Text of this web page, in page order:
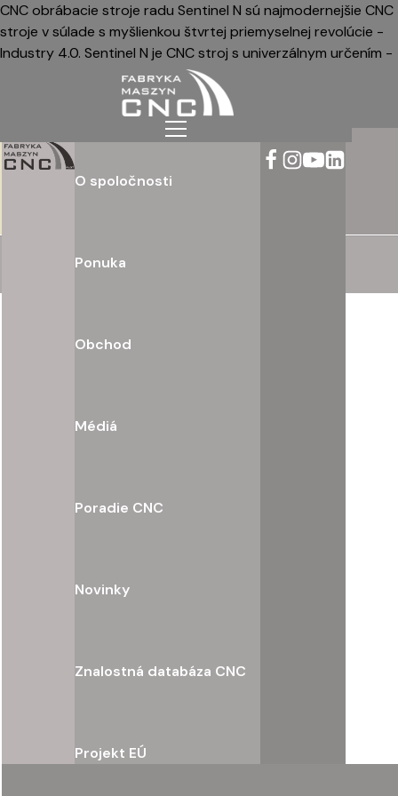
CNC obrábacie stroje radu Sentinel N sú najmodernejšie CNC
stroje v súlade s myšlienkou štvrtej priemyselnej revolúcie -
Industry 4.0. Sentinel N je CNC stroj s univerzálnym určením -
nekompromisne navrhnutý s možnosťou nekonečného
rozšírenia o viacero frézovacích a rezacích hláv,
prispôsobený na prácu s najrôznejšími materiálmi.
O spoločnosti
Ponuka
Obchod
Médiá
Poradie CNC
Novinky
Znalostná databáza CNC
Projekt EÚ